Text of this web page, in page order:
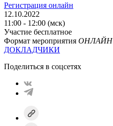
Регистрация онлайн
12.10.2022
11:00 - 12:00 (мск)
Участие бесплатное
Формат мероприятия ОНЛАЙН
ДОКЛАДЧИКИ
Поделиться в соцсетях